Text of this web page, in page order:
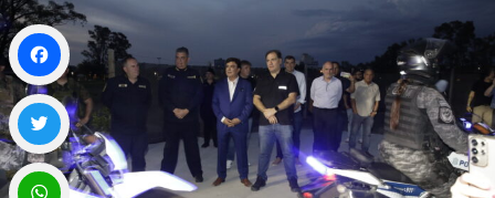
Facebook
Twitter